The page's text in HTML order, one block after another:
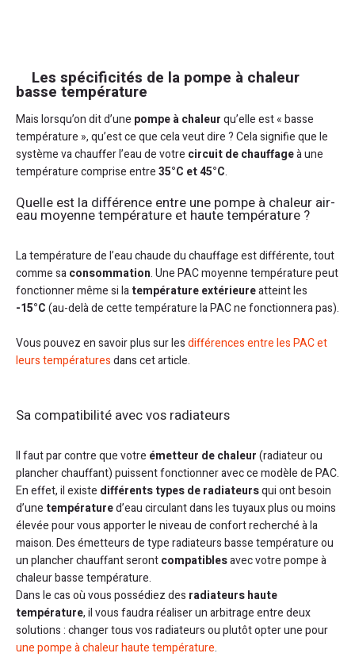
Les spécificités de la pompe à chaleur
basse température
Mais lorsqu’on dit d’une pompe à chaleurqu’elle est « basse
température », qu’est ce que cela veut dire ? Cela signifie que le
système va chauffer l’eau de votre circuit de chauffageà une
température comprise entre35°C et 45°C.
Quelle est la différence entre une pompe à chaleur air-
eau moyenne température et haute température ?
La température de l’eau chaude du chauffage est différente, tout
comme saconsommation. Une PAC moyenne température peut
fonctionner même si latempérature extérieureatteint les
-15°C(au-delà de cette température la PAC ne fonctionnera pas).
Vous pouvez en savoir plus sur lesdifférences entre les PAC et
leurs températuresdans cet article.
Sa compatibilité avec vos radiateurs
Il faut par contre que votre émetteur de chaleur(radiateur ou
plancher chauffant) puissent fonctionner avec ce modèle de PAC.
En effet, il existe différents types de radiateursqui ont besoin
d’une températured’eau circulant dans les tuyaux plus ou moins
élevée pour vous apporter le niveau de confort recherché à la
maison. Des émetteurs de type radiateurs basse température ou
un plancher chauffant serontcompatiblesavec votre pompe à
chaleur basse température.
Dans le cas où vous possédiez des radiateurs haute
température, il vous faudra réaliser un arbitrage entre deux
solutions : changer tous vos radiateurs ou plutôt opter une pour
une pompe à chaleur haute température.